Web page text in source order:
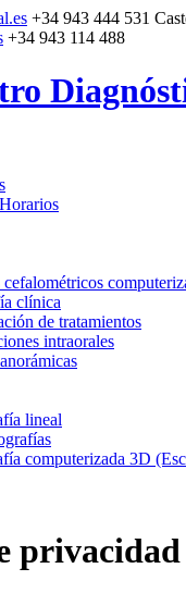
+34 943 444 531
+34 943 114 488
cefalométricos
clínica
de tratamientos
intraorales
lineal
computerizada 3D
privacidad